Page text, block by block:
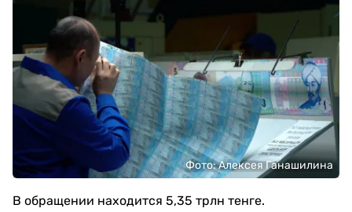
Фото: Алексея Ганашилина
В обращении находится 5,35 трлн тенге.